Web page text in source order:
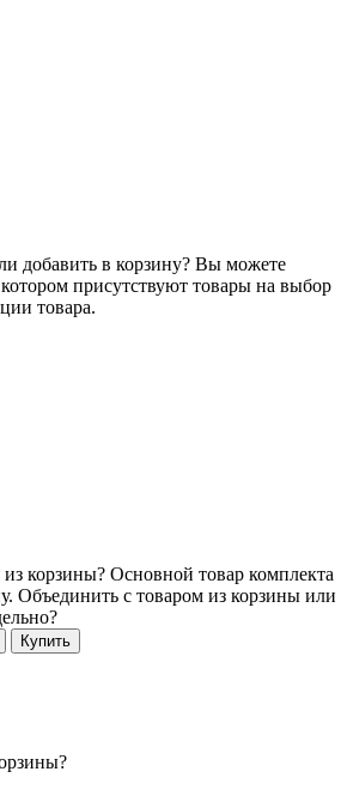
добавить в корзину? Вы можете
присутствуют товары на выбор
товара.
корзины? Основной товар комплекта
Объединить с товаром из корзины или
Купить